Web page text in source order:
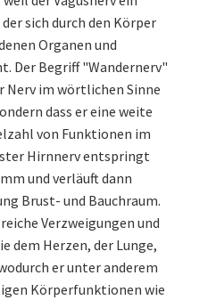
sich durch den Körper
Organen und
Der Begriff "Wandernerv"
Nerv im wörtlichen Sinne
dass er eine weite
von Funktionen im
Hirnnerv entspringt
und verläuft dann
Brust- und Bauchraum.
Verzweigungen und
dem Herzen, der Lunge,
er unter anderem
Körperfunktionen wie